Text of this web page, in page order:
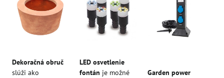
Dekoračná obruč
slúži ako
LED osvetlenie
fontán je možné
Garden power